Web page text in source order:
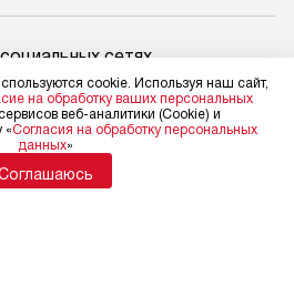
сетях
физических лиц
russia.ru
юридических лиц
cookie. Используя наш сайт,
на обработку ваших персональных
веб-аналитики (Cookie) и
«Согласия на обработку персональных
данных»